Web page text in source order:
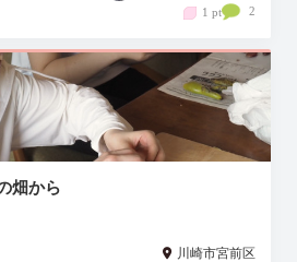
1 pt 2
畑から
川崎市宮前区